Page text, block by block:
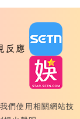
反應
All Rights
們使用相關網站技